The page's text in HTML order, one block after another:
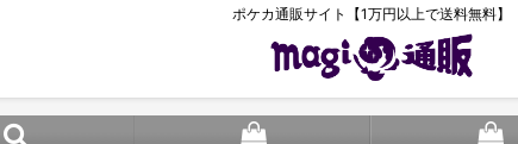
ポケカ通販サイト【1万円以上で送料無料】